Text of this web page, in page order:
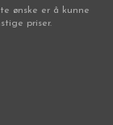
ønske er å kunne
priser.